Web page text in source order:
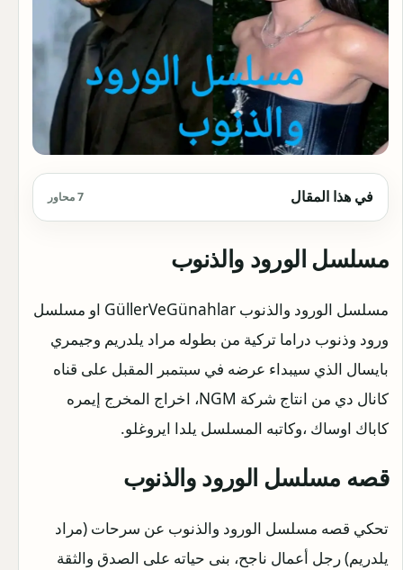
في هذا المقال 7 محاور
مسلسل الورود والذنوب
مسلسل الورود والذنوب GüllerVeGünahlar او مسلسل
ورود وذنوب دراما تركية من بطوله مراد يلدريم وجيمري
بايسال الذي سيبداء عرضه في سبتمبر المقبل على قناه
كانال دي من انتاج شركة NGM، اخراج المخرج إيمره
كاباك اوساك ،وكاتبه المسلسل يلدا ايروغلو.
قصه مسلسل الورود والذنوب
تحكي قصه مسلسل الورود والذنوب عن سرحات (مراد
يلدريم) رجل أعمال ناجح، بنى حياته على الصدق والثقة